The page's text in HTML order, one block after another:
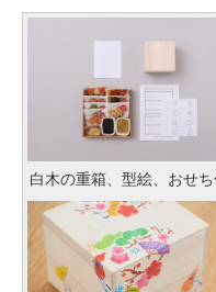
白木の重箱、型絵、おせち